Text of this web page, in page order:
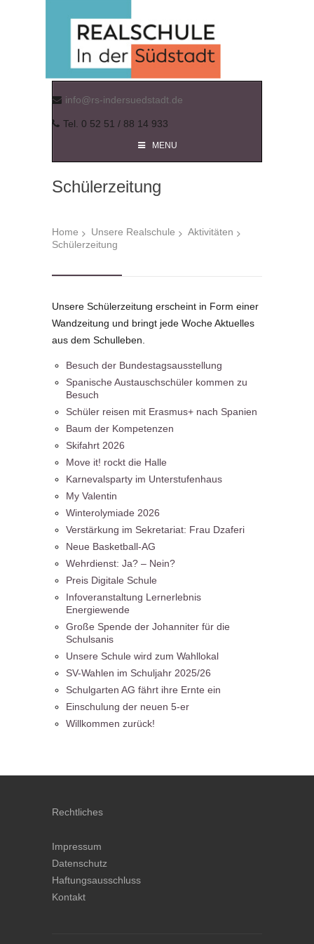
info@rs-indersuedstadt.de
Tel. 0 52 51 / 88 14 933
MENU
Schülerzeitung
Home Unsere Realschule
Aktivitäten
Schülerzeitung
Unsere Schülerzeitung erscheint in Form einer
Wandzeitung und bringt jede Woche Aktuelles
aus dem Schulleben.
Besuch der Bundestagsausstellung
Spanische Austauschschüler kommen zu
Besuch
Schüler reisen mit Erasmus+ nach Spanien
Baum der Kompetenzen
Skifahrt 2026
Move it! rockt die Halle
Karnevalsparty im Unterstufenhaus
My Valentin
Winterolymiade 2026
Verstärkung im Sekretariat: Frau Dzaferi
Neue Basketball-AG
Wehrdienst: Ja? – Nein?
Preis Digitale Schule
Infoveranstaltung Lernerlebnis
Energiewende
Große Spende der Johanniter für die
Schulsanis
Unsere Schule wird zum Wahllokal
SV-Wahlen im Schuljahr 2025/26
Schulgarten AG fährt ihre Ernte ein
Einschulung der neuen 5-er
Willkommen zurück!
Rechtliches
Impressum
Datenschutz
Haftungsausschluss
Kontakt